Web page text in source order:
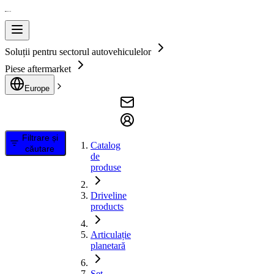
Soluții pentru sectorul autovehiculelor
Piese aftermarket
Europe
Filtrare și
căutare
Catalog
de
produse
Driveline
products
Articulație
planetară